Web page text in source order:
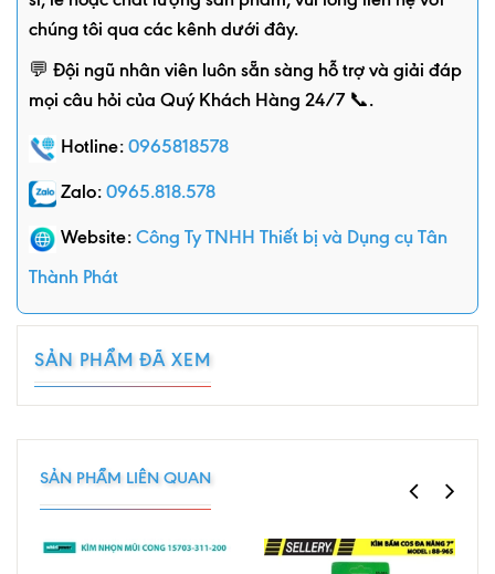
chúng tôi qua các kênh dưới đây.
💬 Đội ngũ nhân viên luôn sẵn sàng hỗ trợ và giải đáp
mọi câu hỏi của Quý Khách Hàng 24/7 📞.
Hotline: 0965818578
Zalo: 0965.818.578
Website: Công Ty TNHH Thiết bị và Dụng cụ Tân
Thành Phát
SẢN PHẨM ĐÃ XEM
SẢN PHẨM LIÊN QUAN